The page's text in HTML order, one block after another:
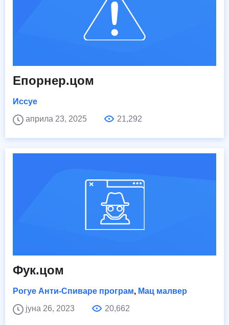
Епорнер.цом
Иссуе
априла 23, 2025
21,292
Фук.цом
Рогуе Анти-Спиваре програм, Мац малвер
јуна 26, 2023
20,662